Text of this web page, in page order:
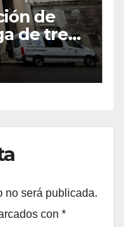
de
de tres
para
Familia
no será publicada.
con *